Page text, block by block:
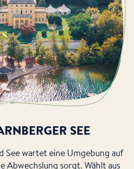
SEE
See wartet eine Umgebung auf
Abwechslung sorgt. Wählt aus